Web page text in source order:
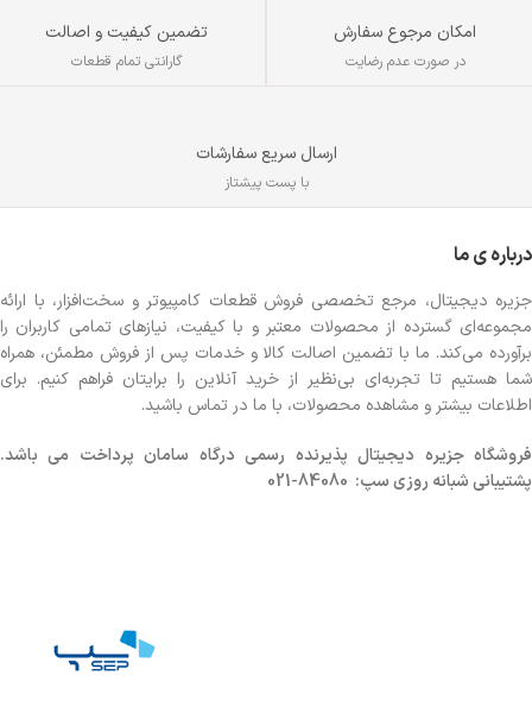
امکان مرجوع سفارش
در صورت عدم رضایت
تضمین کیفیت و اصالت
گارانتی تمام قطعات
ارسال سریع سفارشات
با پست پیشتاز
درباره ی ما
جزیره دیجیتال، مرجع تخصصی فروش قطعات کامپیوتر و سخت‌افزار، با ارائه
مجموعه‌ای گسترده از محصولات معتبر و با کیفیت، نیازهای تمامی کاربران را
برآورده می‌کند. ما با تضمین اصالت کالا و خدمات پس از فروش مطمئن، همراه
شما هستیم تا تجربه‌ای بی‌نظیر از خرید آنلاین را برایتان فراهم کنیم. برای
اطلاعات بیشتر و مشاهده محصولات، با ما در تماس باشید.
فروشگاهجزیره دیجیتال پذیرنده رسمی درگاه سامان پرداخت می باشد.
پشتیبانی شبانه روزی سپ: 84080-021